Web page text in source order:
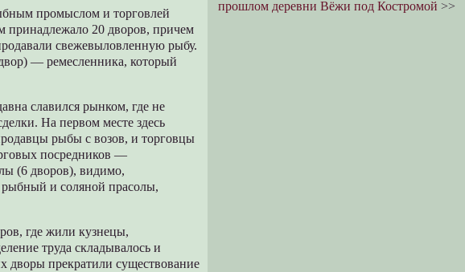
промыслом и торговлей
20 дворов, причем
свежевыловленную рыбу.
— ремесленника, который
славился рынком, где не
На первом месте здесь
рыбы с возов, и торговцы
посредников —
(6 дворов), видимо,
и соляной прасолы,
где жили кузнецы,
труда складывалось и
дворы прекратили существование
прошлом деревни Вёжи под Костромой >>